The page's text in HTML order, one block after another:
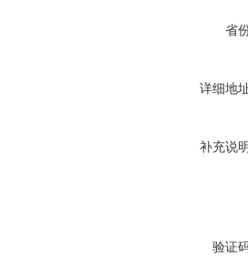
省
详细地
补充说
验证